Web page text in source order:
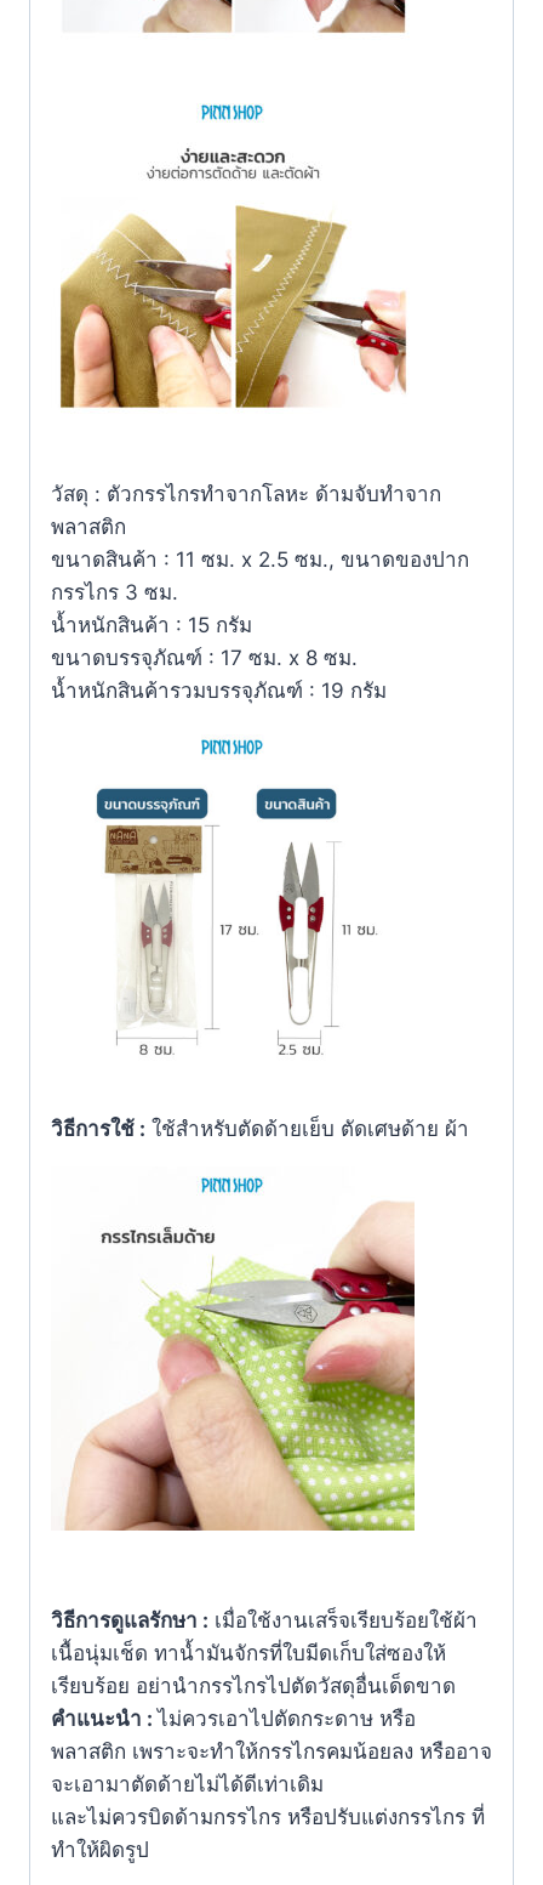
วัสดุ : ตัวกรรไกรทำจากโลหะ ด้ามจับทำจาก
พลาสติก
ขนาดสินค้า : 11 ซม. x 2.5 ซม., ขนาดของปาก
กรรไกร 3 ซม.
น้ำหนักสินค้า : 15 กรัม
ขนาดบรรจุภัณฑ์ : 17 ซม. x 8 ซม.
น้ำหนักสินค้ารวมบรรจุภัณฑ์ : 19 กรัม
วิธีการใช้ : ใช้สำหรับตัดด้ายเย็บ ตัดเศษด้าย ผ้า
วิธีการดูแลรักษา : เมื่อใช้งานเสร็จเรียบร้อยใช้ผ้า
เนื้อนุ่มเช็ด ทาน้ำมันจักรที่ใบมีดเก็บใส่ซองให้
เรียบร้อย อย่านำกรรไกรไปตัดวัสดุอื่นเด็ดขาด
คำแนะนำ :ไม่ควรเอาไปตัดกระดาษ หรือ
พลาสติก เพราะจะทำให้กรรไกรคมน้อยลง หรืออาจ
จะเอามาตัดด้ายไม่ได้ดีเท่าเดิม
และไม่ควรบิดด้ามกรรไกร หรือปรับแต่งกรรไกร ที่
ทำให้ผิดรูป